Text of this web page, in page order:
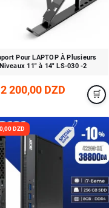
Pour LAPTOP À Plusieurs
Niveaux 11" à 14" LS-030 -2
2 200,00 DZD
DZD